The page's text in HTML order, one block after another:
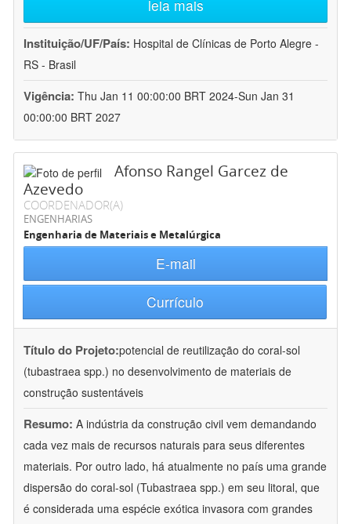
leia mais
Instituição/UF/País: Hospital de Clínicas de Porto Alegre -
RS - Brasil
Vigência: Thu Jan 11 00:00:00 BRT 2024-Sun Jan 31
00:00:00 BRT 2027
Afonso Rangel Garcez de
Azevedo
COORDENADOR(A)
ENGENHARIAS
Engenharia de Materiais e Metalúrgica
E-mail
Currículo
Título do Projeto:potencial de reutilização do coral-sol
(tubastraea spp.) no desenvolvimento de materiais de
construção sustentáveis
Resumo: A indústria da construção civil vem demandando
cada vez mais de recursos naturais para seus diferentes
materiais. Por outro lado, há atualmente no país uma grande
dispersão do coral-sol (Tubastraea spp.) em seu litoral, que
é considerada uma espécie exótica invasora com grandes